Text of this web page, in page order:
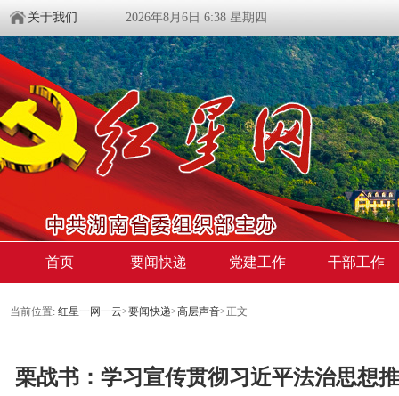
关于我们 2026年8月6日 6:38 星期四
首页 要闻快递 党建工作 干部工作
当前位置: 红星一网一云>要闻快递>高层声音>正文
栗战书：学习宣传贯彻习近平法治思想